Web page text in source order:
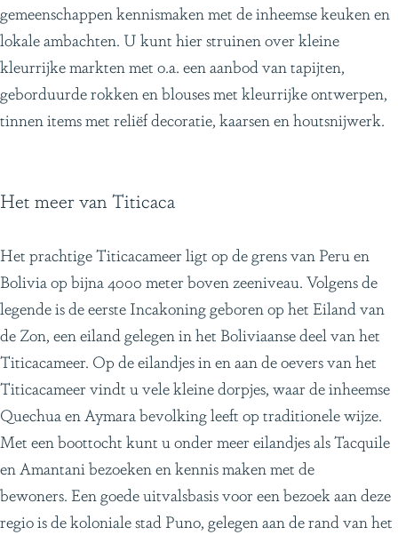
gemeenschappen kennismaken met de inheemse keuken en
lokale ambachten. U kunt hier struinen over kleine
kleurrijke markten met o.a. een aanbod van tapijten,
geborduurde rokken en blouses met kleurrijke ontwerpen,
tinnen items met reliëf decoratie, kaarsen en houtsnijwerk.
Het meer van Titicaca
Het prachtige Titicacameer ligt op de grens van Peru en
Bolivia op bijna 4000 meter boven zeeniveau. Volgens de
legende is de eerste Incakoning geboren op het Eiland van
de Zon, een eiland gelegen in het Boliviaanse deel van het
Titicacameer. Op de eilandjes in en aan de oevers van het
Titicacameer vindt u vele kleine dorpjes, waar de inheemse
Quechua en Aymara bevolking leeft op traditionele wijze.
Met een boottocht kunt u onder meer eilandjes als Tacquile
en Amantani bezoeken en kennis maken met de
bewoners. Een goede uitvalsbasis voor een bezoek aan deze
regio is de koloniale stad Puno, gelegen aan de rand van het